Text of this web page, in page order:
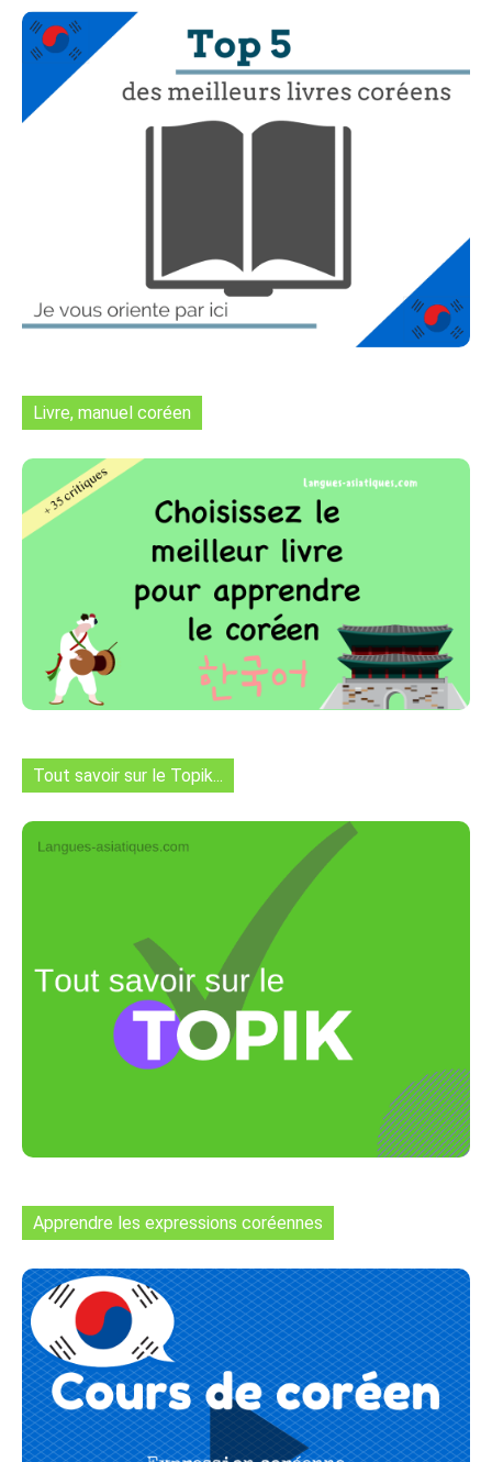
Livre, manuel coréen
Tout savoir sur le Topik...
Apprendre les expressions coréennes